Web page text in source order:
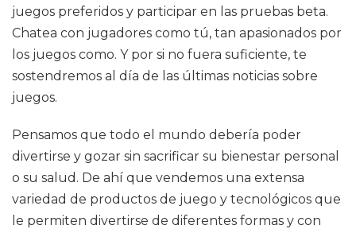
juegos preferidos y participar en las pruebas beta.
Chatea con jugadores como tú, tan apasionados por
los juegos como. Y por si no fuera suficiente, te
sostendremos al día de las últimas noticias sobre
juegos.
Pensamos que todo el mundo debería poder
divertirse y gozar sin sacrificar su bienestar personal
o su salud. De ahí que vendemos una extensa
variedad de productos de juego y tecnológicos que
le permiten divertirse de diferentes formas y con